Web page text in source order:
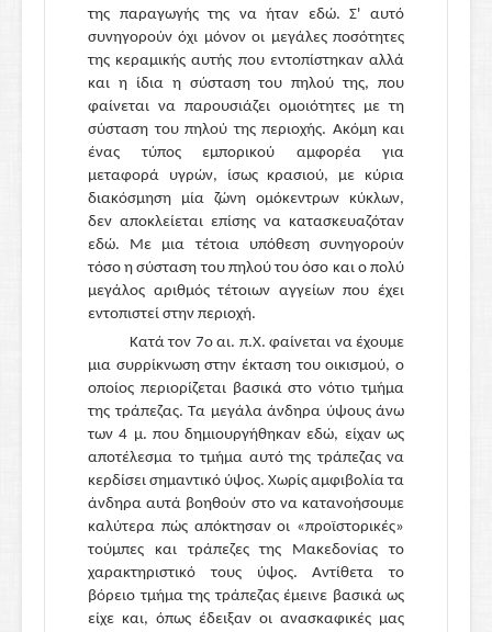
της παραγωγής της να ήταν εδώ. Σ' αυτό
συνηγορούν όχι μόνον οι μεγάλες ποσότητες
της κεραμικής αυτής που εντοπίστηκαν αλλά
και η ίδια η σύσταση του πηλού της, που
φαίνεται να παρουσιάζει ομοιότητες με τη
σύσταση του πηλού της περιοχής. Ακόμη και
ένας τύπος εμπορικού αμφορέα για
μεταφορά υγρών, ίσως κρασιού, με κύρια
διακόσμηση μία ζώνη ομόκεντρων κύκλων,
δεν αποκλείεται επίσης να κατασκευαζόταν
εδώ. Με μια τέτοια υπόθεση συνηγορούν
τόσο η σύσταση του πηλού του όσο και ο πολύ
μεγάλος αριθμός τέτοιων αγγείων που έχει
εντοπιστεί στην περιοχή.
Κατά τον 7ο αι. π.Χ. φαίνεται να έχουμε
μια συρρίκνωση στην έκταση του οικισμού, ο
οποίος περιορίζεται βασικά στο νότιο τμήμα
της τράπεζας. Τα μεγάλα άνδηρα ύψους άνω
των 4 μ. που δημιουργήθηκαν εδώ, είχαν ως
αποτέλεσμα το τμήμα αυτό της τράπεζας να
κερδίσει σημαντικό ύψος. Χωρίς αμφιβολία τα
άνδηρα αυτά βοηθούν στο να κατανοήσουμε
καλύτερα πώς απόκτησαν οι «προϊστορικές»
τούμπες και τράπεζες της Μακεδονίας το
χαρακτηριστικό τους ύψος. Αντίθετα το
βόρειο τμήμα της τράπεζας έμεινε βασικά ως
είχε και, όπως έδειξαν οι ανασκαφικές μας